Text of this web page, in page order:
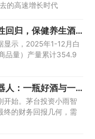
的高速增长时代
回归，保健养生酒
显示，2025年1-12月白
品量）产量累计354.9
人：一瓶好酒与一
开始。茅台投资小雨智
终的财务回报几何，需